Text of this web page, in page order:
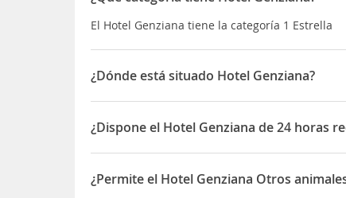
El Hotel Genziana tiene la categoría 1 Estrella
¿Dónde está situado Hotel Genziana?
El Hotel Genziana está situado en Vico Delle
¿Dispone el Hotel Genziana de 24 horas
Sí, el Hotel Genziana dispone de 24 horas
¿Permite el Hotel Genziana Otros